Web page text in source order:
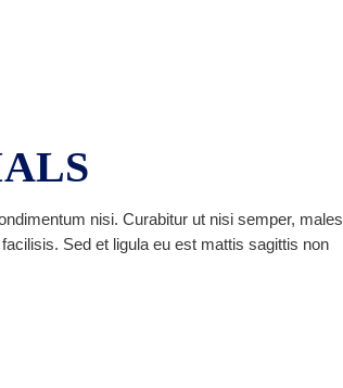
nisi. Curabitur ut nisi semper, males
Sed et ligula eu est mattis sagittis non